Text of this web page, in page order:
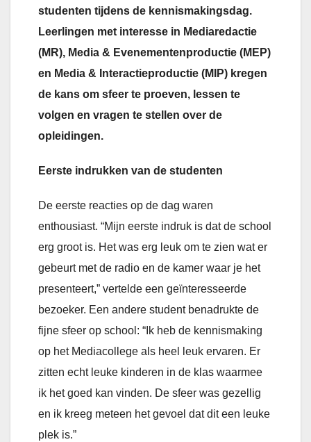
studenten tijdens de kennismakingsdag.
Leerlingen met interesse in Mediaredactie
(MR), Media & Evenementenproductie (MEP)
en Media & Interactieproductie (MIP) kregen
de kans om sfeer te proeven, lessen te
volgen en vragen te stellen over de
opleidingen.
Eerste indrukken van de studenten
De eerste reacties op de dag waren
enthousiast. “Mijn eerste indruk is dat de school
erg groot is. Het was erg leuk om te zien wat er
gebeurt met de radio en de kamer waar je het
presenteert,” vertelde een geïnteresseerde
bezoeker. Een andere student benadrukte de
fijne sfeer op school: “Ik heb de kennismaking
op het Mediacollege als heel leuk ervaren. Er
zitten echt leuke kinderen in de klas waarmee
ik het goed kan vinden. De sfeer was gezellig
en ik kreeg meteen het gevoel dat dit een leuke
plek is.”